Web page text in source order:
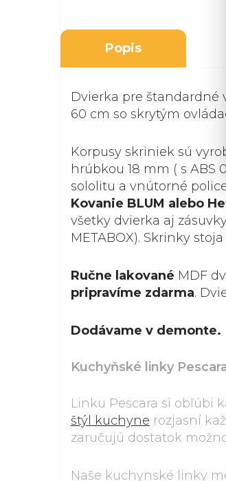
Popis
Dvierka pre štandardné
60 cm so skrytým
Korpusy skriniek sú
hrúbkou 18 mm ( s ABS
sololitu a vnútorné
Kovanie BLUM alebo
všetky dvierka aj
METABOX). Skrinky
Ručne lakované MDF
pripravíme zdarma.
Dodávame v demonte.
Kuchyňské linky
Linku Pescara si obľúbi
štýl kuchyne rozjasní
zaručujú dostatok
Naše kuchynské linky